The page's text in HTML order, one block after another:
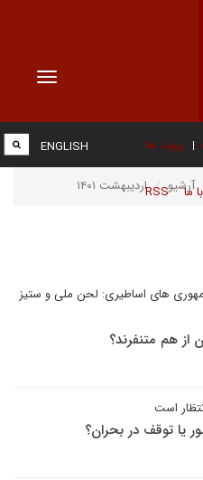
Toggle
پیوند ها
ما RSS
ENGLISH
آرشیو اردیبهشت ۱۴۰۱
های اساطیری: لحن ملی و ستیز
از هم متنفرند؟
است
یا توقف در بحران؟